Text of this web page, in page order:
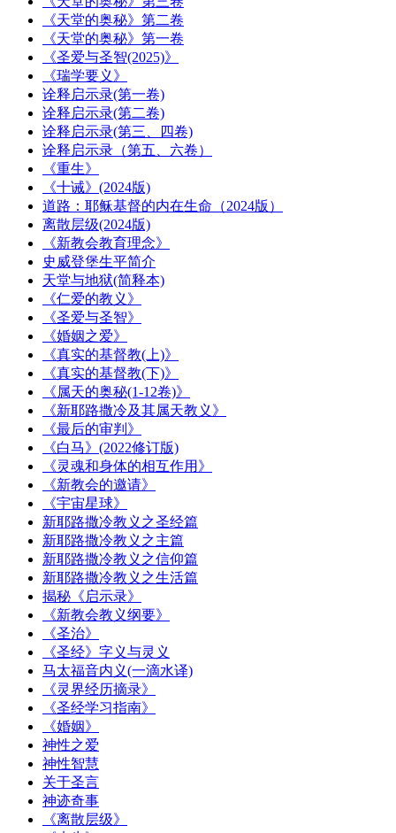
《天堂的奥秘》第二卷
《天堂的奥秘》第一卷
《圣爱与圣智(2025)》
《瑞学要义》
诠释启示录(第一卷)
诠释启示录(第二卷)
诠释启示录(第三、四卷)
诠释启示录（第五、六卷）
《重生》
《十诫》(2024版)
道路：耶稣基督的内在生命（2024版）
离散层级(2024版)
《新教会教育理念》
史威登堡生平简介
天堂与地狱(简释本)
《仁爱的教义》
《圣爱与圣智》
《婚姻之爱》
《真实的基督教(上)》
《真实的基督教(下)》
《属天的奥秘(1-12卷)》
《新耶路撒冷及其属天教义》
《最后的审判》
《白马》(2022修订版)
《灵魂和身体的相互作用》
《新教会的邀请》
《宇宙星球》
新耶路撒冷教义之圣经篇
新耶路撒冷教义之主篇
新耶路撒冷教义之信仰篇
新耶路撒冷教义之生活篇
揭秘《启示录》
《新教会教义纲要》
《圣治》
《圣经》字义与灵义
马太福音内义(一滴水译)
《灵界经历摘录》
《圣经学习指南》
《婚姻》
神性之爱
神性智慧
关于圣言
神迹奇事
《离散层级》